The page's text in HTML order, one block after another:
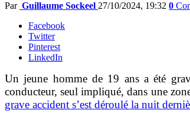
Par Guillaume Sockeel 27/10/2024, 19:32 0
Facebook
Twitter
Pinterest
LinkedIn
Un jeune homme de 19 ans a été
conducteur, seul impliqué, dans une
grave accident s’est déroulé la nuit